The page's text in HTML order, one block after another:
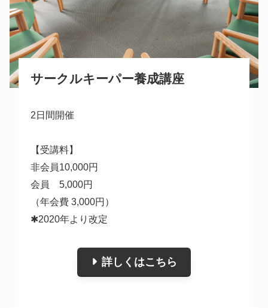
サークルキーパー養成講座
2日間開催
【受講料】
非会員10,000円
会員    5,000円
（年会費 3,000円）
✱2020年より改定
詳しくはこちら